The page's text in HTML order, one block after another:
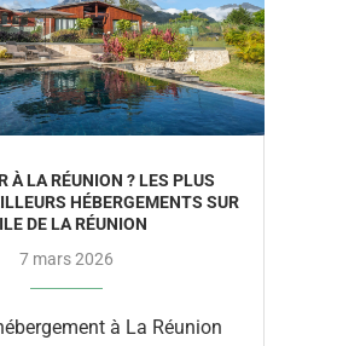
À LA RÉUNION ? LES PLUS
HÉBERGEMENTS SUR
DE LA RÉUNION
7 mars 2026
à La Réunion